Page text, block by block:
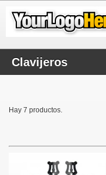
Clavijeros
Hay 7 productos.